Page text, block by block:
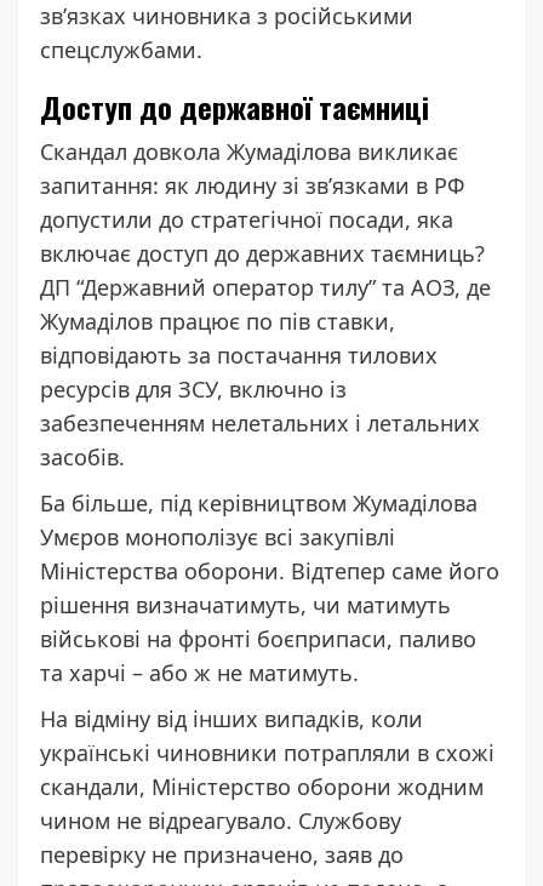
зв’язках чиновника з російськими
спецслужбами.
Доступ до державної таємниці
Скандал довкола Жумаділова викликає
запитання: як людину зі зв’язками в РФ
допустили до стратегічної посади, яка
включає доступ до державних таємниць?
ДП “Державний оператор тилу” та АОЗ, де
Жумаділов працює по пів ставки,
відповідають за постачання тилових
ресурсів для ЗСУ, включно із
забезпеченням нелетальних і летальних
засобів.
Ба більше, під керівництвом Жумаділова
Умєров монополізує всі закупівлі
Міністерства оборони. Відтепер саме його
рішення визначатимуть, чи матимуть
військові на фронті боєприпаси, паливо
та харчі – або ж не матимуть.
На відміну від інших випадків, коли
українські чиновники потрапляли в схожі
скандали, Міністерство оборони жодним
чином не відреагувало. Службову
перевірку не призначено, заяв до